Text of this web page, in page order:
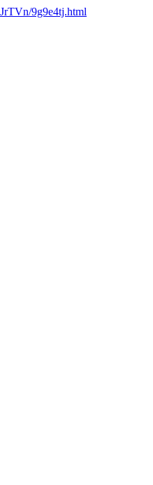
9g9e4tj.html